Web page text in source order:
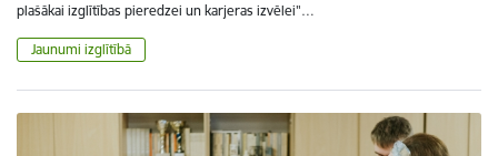
plašākai izglītības pieredzei un karjeras izvēlei"…
Jaunumi izglītībā